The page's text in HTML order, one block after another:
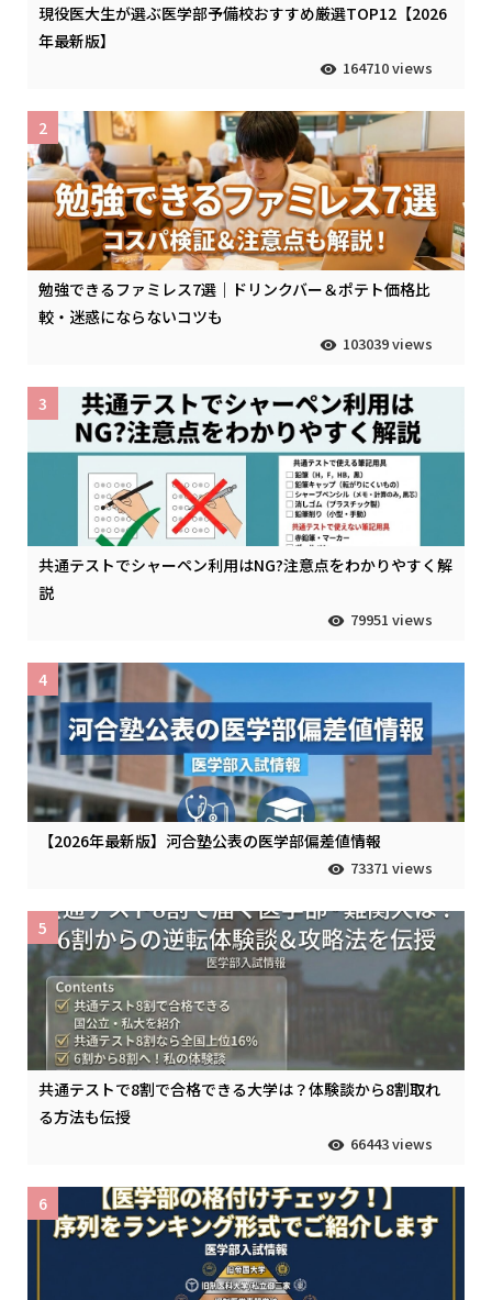
現役医大生が選ぶ医学部予備校おすすめ厳選TOP12【2026
年最新版】
164710 views
勉強できるファミレス7選｜ドリンクバー＆ポテト価格比
較・迷惑にならないコツも
103039 views
2
共通テストでシャーペン利用はNG?注意点をわかりやすく解
説
79951 views
3
【2026年最新版】河合塾公表の医学部偏差値情報
73371 views
4
共通テストで8割で合格できる大学は？体験談から8割取れ
る方法も伝授
66443 views
5
6